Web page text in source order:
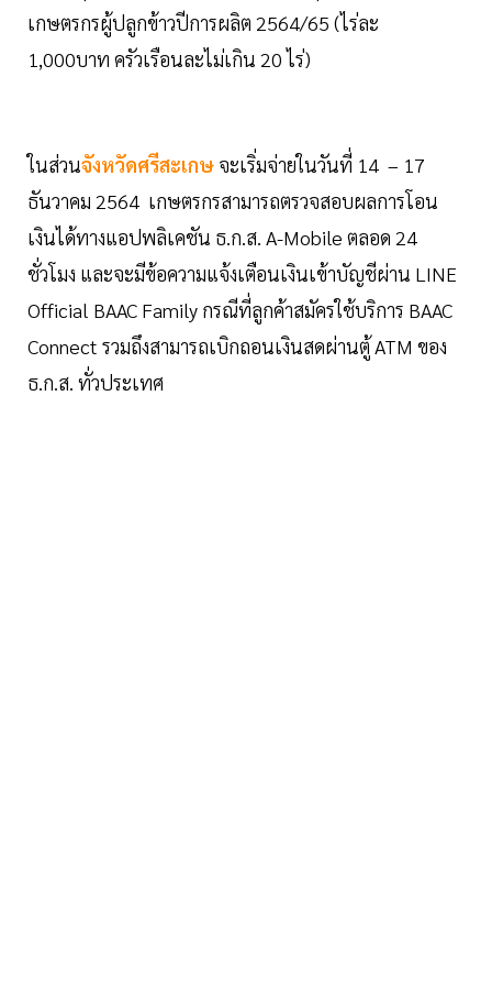
เกษตรกรผู้ปลูกข้าวปีการผลิต 2564/65 (ไร่ละ
1,000บาท ครัวเรือนละไม่เกิน 20 ไร่)
ในส่วนจังหวัดศรีสะเกษ จะเริ่มจ่ายในวันที่ 14 – 17
ธันวาคม 2564 เกษตรกรสามารถตรวจสอบผลการโอน
เงินได้ทางแอปพลิเคชัน ธ.ก.ส. A-Mobile ตลอด 24
ชั่วโมง และจะมีข้อความแจ้งเตือนเงินเข้าบัญชีผ่าน LINE
Official BAAC Family กรณีที่ลูกค้าสมัครใช้บริการ BAAC
Connect รวมถึงสามารถเบิกถอนเงินสดผ่านตู้ ATM ของ
ธ.ก.ส. ทั่วประเทศ